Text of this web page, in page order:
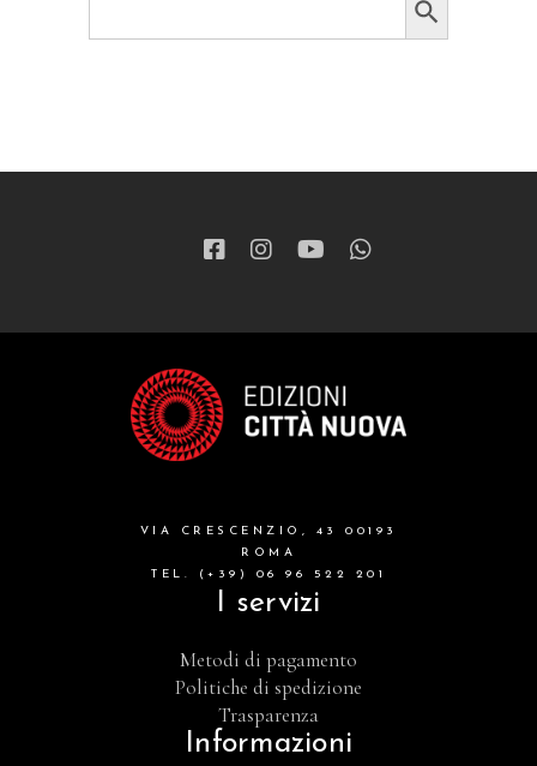
VIA CRESCENZIO, 43 00193
ROMA
TEL. (+39) 06 96 522 201
I servizi
Metodi di pagamento
Politiche di spedizione
Trasparenza
Informazioni